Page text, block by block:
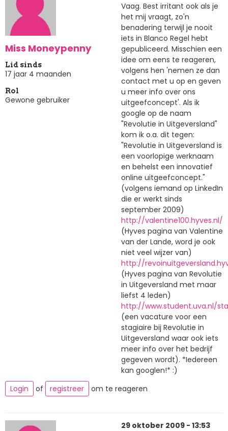
Miss Moneypenny
Lid sinds
17 jaar 4 maanden
Rol
Gewone gebruiker
Vaag. Best irritant ook als je
het mij vraagt, zo'n
benadering terwijl je nooit
iets in Blanco Regel hebt
gepubliceerd. Misschien een
idee om eens te reageren,
volgens hen 'nemen ze dan
contact met u op en geven
u meer info over ons
uitgeefconcept'. Als ik
google op de naam
"Revolutie in Uitgeversland"
kom ik o.a. dit tegen:
"Revolutie in Uitgeversland is
een voorlopige werknaam
en behelst een innovatief
online uitgeefconcept."
(volgens iemand op LinkedIn
die er werkt sinds
september 2009)
http://valentine100.hyves.nl/
(Hyves pagina van Valentine
van der Lande, word je ook
niet veel wijzer van)
http://
(Hyves pagina van Revolutie
in Uitgeversland met maar
liefst 4 leden)
http://www.student.uva.nl/
(een vacature voor een
stagiaire bij Revolutie in
Uitgeversland waar ook iets
meer info over het bedrijf
gegeven wordt). *Iedereen
kan googlen!* :)
Login
of registreer om te reageren
29 oktober 2009 - 13:53